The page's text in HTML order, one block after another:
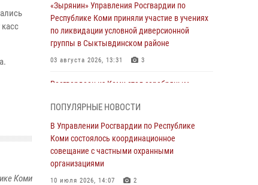
Коми
«Зырянин» Управления Росгвардии по
Республике Коми приняли участие в учениях
по ликвидации условной диверсионной
группы в Сыктывдинском районе
03 августа 2026, 13:31 3
Росгвардеец из Коми стал серебряным
Чемпионате Северо-Западного округа
Росгвардии по спортивному самбо
03 августа 2026, 12:07 5
В Коми росгвардейцы информируют граждан
об изменениях в законодательстве в сфере
ПОПУЛЯРНЫЕ НОВОСТИ
В Управлении Росгвардии по Республике
Коми состоялось координационное
совещание с частными охранными
организациями
10 июля 2026, 14:07 2